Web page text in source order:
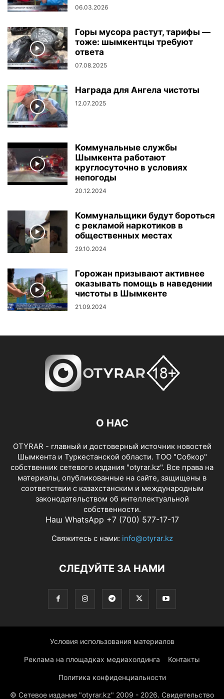
06.03.2026
Горы мусора растут, тарифы —
тоже: шымкентцы требуют
ответа
07.08.2025
Награда для Ангела чистоты
12.07.2025
Коммунальные службы
Шымкента работают
круглосуточно в условиях
непогоды
20.12.2024
Коммунальщики будут бороться
с рекламой наркотиков в
общественных местах
29.10.2024
Горожан призывают активнее
оказывать помощь в наведении
чистоты в Шымкенте
21.09.2024
О НАС
OTYRAR - главный и достоверный источник новостей
Шымкента и Туркестанской области. ТОО "Собкор"
собственник сетевого издания "otyrar.kz". Все права на
материалы, опубликованные на сайте, защищены в
соответствии с казахстанским и международным
законодательством об интеллектуальной
собственности.
Наш WhatsApp +7 (700) 577-17-17
Свяжитесь с нами: info@otyrar.kz
СЛЕДУЙТЕ ЗА НАМИ
Условия использования материалов
Реклама на площадках медиахолдинга Контакты
Политика конфиденциальности
© Сетевое издание "otyrar.kz" 2009 - 2026. Свидетельство